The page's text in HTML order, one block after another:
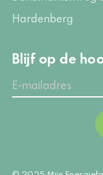
Hardenberg
Blijf op de